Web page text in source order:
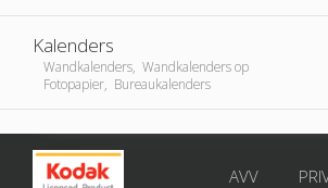
Kalenders
Wandkalenders, Wandkalenders op
Fotopapier, Bureaukalenders
AVV